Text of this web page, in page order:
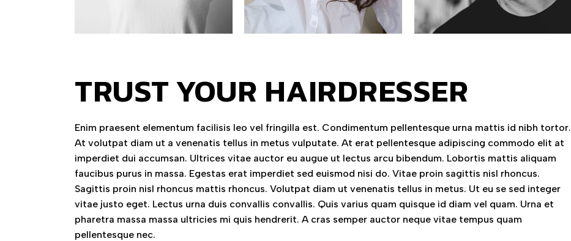
TRUST YOUR HAIRDRESSER
Enim praesent elementum facilisis leo vel fringilla est. Condimentum pellentesque urna mattis id nibh tortor.
At volutpat diam ut a venenatis tellus in metus vulputate. At erat pellentesque adipiscing commodo elit at
imperdiet dui accumsan. Ultrices vitae auctor eu augue ut lectus arcu bibendum. Lobortis mattis aliquam
faucibus purus in massa. Egestas erat imperdiet sed euismod nisi do. Vitae proin sagittis nisl rhoncus.
Sagittis proin nisl rhoncus mattis rhoncus. Volutpat diam ut venenatis tellus in metus. Ut eu se sed integer
vitae justo eget. Lectus urna duis convallis convallis. Quis varius quam quisque id diam vel quam. Urna et
pharetra massa massa ultricies mi quis hendrerit. A cras semper auctor neque vitae tempus quam
pellentesque nec.